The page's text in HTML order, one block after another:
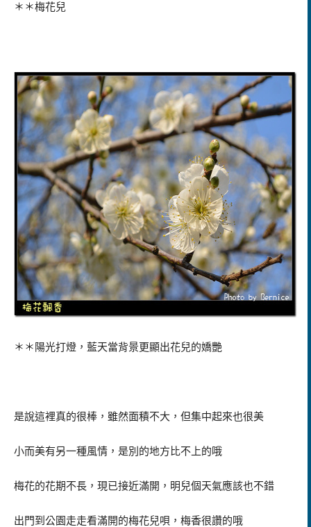
＊＊梅花兒
＊＊陽光打燈，藍天當背景更顯出花兒的嬌艷
是說這裡真的很棒，雖然面積不大，但集中起來也很美
小而美有另一種風情，是別的地方比不上的哦
梅花的花期不長，現已接近滿開，明兒個天氣應該也不錯
出門到公園走走看滿開的梅花兒唄，梅香很讚的哦